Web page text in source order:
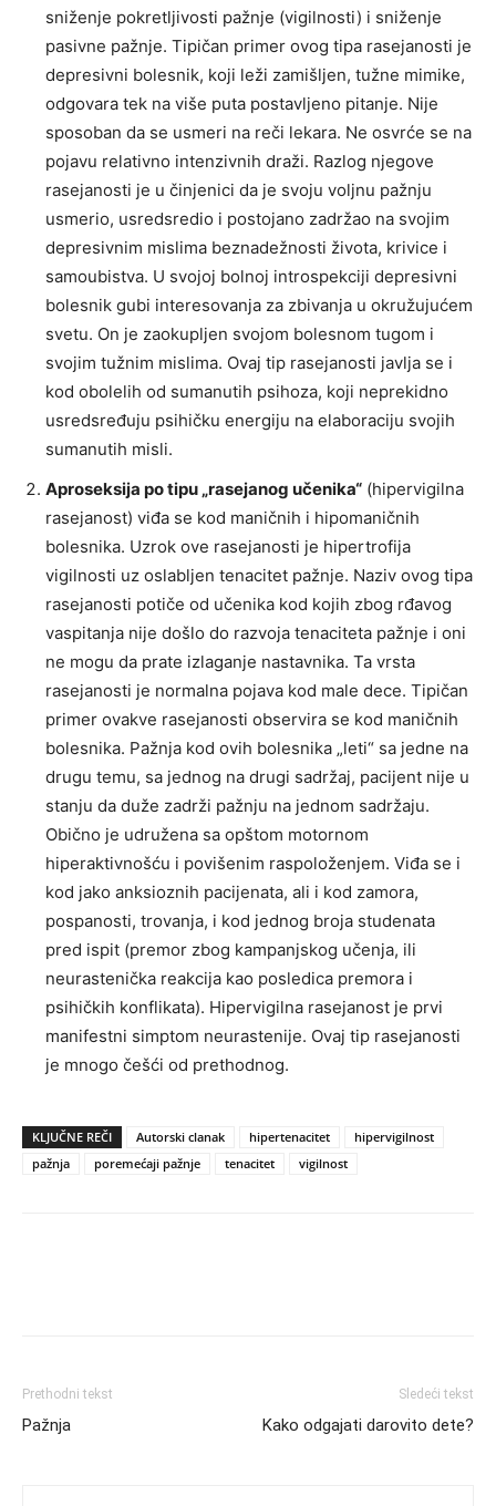
sniženje pokretljivosti pažnje (vigilnosti) i sniženje
pasivne pažnje. Tipičan primer ovog tipa rasejanosti je
depresivni bolesnik, koji leži zamišljen, tužne mimike,
odgovara tek na više puta postavljeno pitanje. Nije
sposoban da se usmeri na reči lekara. Ne osvrće se na
pojavu relativno intenzivnih draži. Razlog njegove
rasejanosti je u činjenici da je svoju voljnu pažnju
usmerio, usredsredio i postojano zadržao na svojim
depresivnim mislima beznadežnosti života, krivice i
samoubistva. U svojoj bolnoj introspekciji depresivni
bolesnik gubi interesovanja za zbivanja u okružujućem
svetu. On je zaokupljen svojom bolesnom tugom i
svojim tužnim mislima. Ovaj tip rasejanosti javlja se i
kod obolelih od sumanutih psihoza, koji neprekidno
usredsređuju psihičku energiju na elaboraciju svojih
sumanutih misli.
Aproseksija po tipu „rasejanog učenika“ (hipervigilna
rasejanost) viđa se kod maničnih i hipomaničnih
bolesnika. Uzrok ove rasejanosti je hipertrofija
vigilnosti uz oslabljen tenacitet pažnje. Naziv ovog tipa
rasejanosti potiče od učenika kod kojih zbog rđavog
vaspitanja nije došlo do razvoja tenaciteta pažnje i oni
ne mogu da prate izlaganje nastavnika. Ta vrsta
rasejanosti je normalna pojava kod male dece. Tipičan
primer ovakve rasejanosti observira se kod maničnih
bolesnika. Pažnja kod ovih bolesnika „leti“ sa jedne na
drugu temu, sa jednog na drugi sadržaj, pacijent nije u
stanju da duže zadrži pažnju na jednom sadržaju.
Obično je udružena sa opštom motornom
hiperaktivnošću i povišenim raspoloženjem. Viđa se i
kod jako anksioznih pacijenata, ali i kod zamora,
pospanosti, trovanja, i kod jednog broja studenata
pred ispit (premor zbog kampanjskog učenja, ili
neurastenička reakcija kao posledica premora i
psihičkih konflikata). Hipervigilna rasejanost je prvi
manifestni simptom neurastenije. Ovaj tip rasejanosti
je mnogo češći od prethodnog.
KLJUČNE REČI Autorski clanak hipertenacitet
hipervigilnost
pažnja
poremećaji pažnje tenacitet vigilnost
Prethodni tekst
Pažnja
Sledeći tekst
Kako odgajati darovito dete?